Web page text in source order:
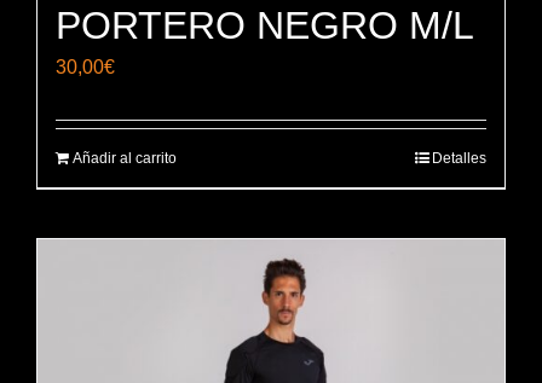
PORTERO NEGRO M/L
30,00€
Añadir al carrito Detalles